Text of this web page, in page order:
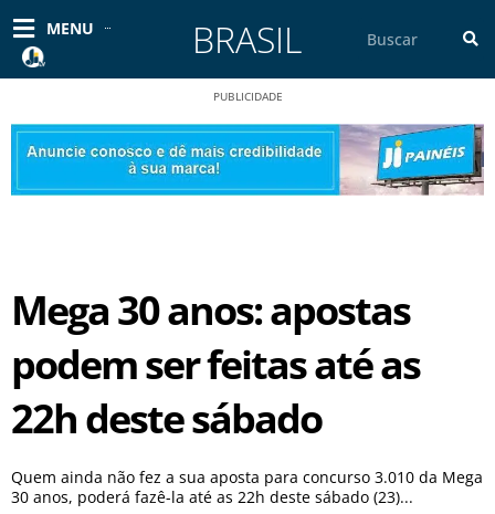
para
conteúdo
MENU BRASIL
PUBLICIDADE
Mega 30 anos: apostas
podem ser feitas até as
22h deste sábado
Quem ainda não fez a sua aposta para concurso 3.010 da Mega
30 anos, poderá fazê-la até as 22h deste sábado (23)...